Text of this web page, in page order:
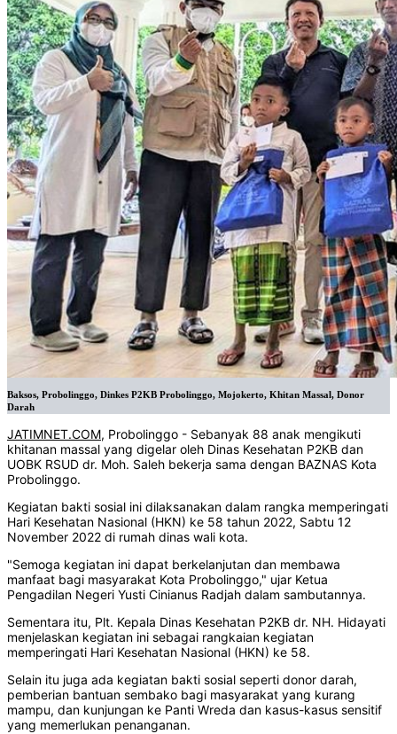
Baksos, Probolinggo, Dinkes P2KB Probolinggo, Mojokerto, Khitan Massal, Donor
Darah
JATIMNET.COM, Probolinggo - Sebanyak 88 anak mengikuti
khitanan massal yang digelar oleh Dinas Kesehatan P2KB dan
UOBK RSUD dr. Moh. Saleh bekerja sama dengan BAZNAS Kota
Probolinggo.
Kegiatan bakti sosial ini dilaksanakan dalam rangka memperingati
Hari Kesehatan Nasional (HKN) ke 58 tahun 2022, Sabtu 12
November 2022 di rumah dinas wali kota.
"Semoga kegiatan ini dapat berkelanjutan dan membawa
manfaat bagi masyarakat Kota Probolinggo," ujar Ketua
Pengadilan Negeri Yusti Cinianus Radjah dalam sambutannya.
Sementara itu, Plt. Kepala Dinas Kesehatan P2KB dr. NH. Hidayati
menjelaskan kegiatan ini sebagai rangkaian kegiatan
memperingati Hari Kesehatan Nasional (HKN) ke 58.
Selain itu juga ada kegiatan bakti sosial seperti donor darah,
pemberian bantuan sembako bagi masyarakat yang kurang
mampu, dan kunjungan ke Panti Wreda dan kasus-kasus sensitif
yang memerlukan penanganan.